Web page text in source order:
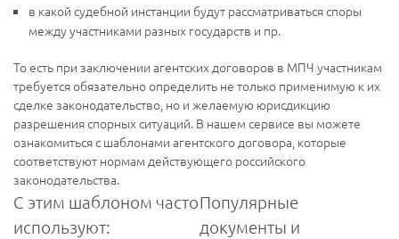
в какой судебной инстанции будут рассматриваться споры
между участниками разных государств и пр.
То есть при заключении агентских договоров в МПЧ участникам
требуется обязательно определить не только применимую к их
сделке законодательство, но и желаемую юрисдикцию
разрешения спорных ситуаций. В нашем сервисе вы можете
ознакомиться с шаблонами агентского договора, которые
соответствуют нормам действующего российского
законодательства.
С этим шаблоном часто
используют:
Популярные
документы и